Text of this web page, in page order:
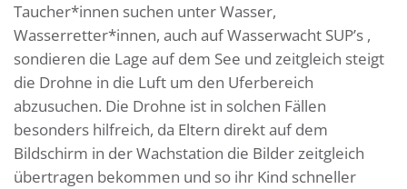
Taucher*innen suchen unter Wasser,
Wasserretter*innen, auch auf Wasserwacht SUP’s ,
sondieren die Lage auf dem See und zeitgleich steigt
die Drohne in die Luft um den Uferbereich
abzusuchen. Die Drohne ist in solchen Fällen
besonders hilfreich, da Eltern direkt auf dem
Bildschirm in der Wachstation die Bilder zeitgleich
übertragen bekommen und so ihr Kind schneller